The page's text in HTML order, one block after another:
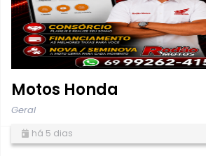
Motos Honda
Geral
há 5 dias